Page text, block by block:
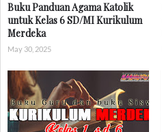
Buku Panduan Agama Katolik
untuk Kelas 6 SD/MI Kurikulum
Merdeka
May 30, 2025